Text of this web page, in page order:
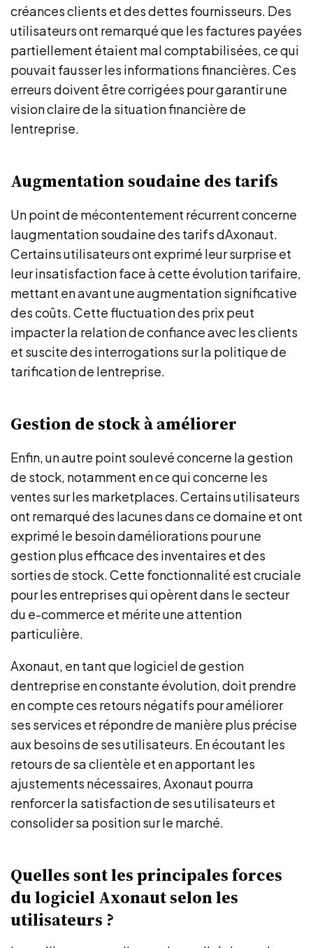
créances clients et des dettes fournisseurs. Des
utilisateurs ont remarqué que les factures payées
partiellement étaient mal comptabilisées, ce qui
pouvait fausser les informations financières. Ces
erreurs doivent être corrigées pour garantir une
vision claire de la situation financière de
lentreprise.
Augmentation soudaine des tarifs
Un point de mécontentement récurrent concerne
laugmentation soudaine des tarifs dAxonaut.
Certains utilisateurs ont exprimé leur surprise et
leur insatisfaction face à cette évolution tarifaire,
mettant en avant une augmentation significative
des coûts. Cette fluctuation des prix peut
impacter la relation de confiance avec les clients
et suscite des interrogations sur la politique de
tarification de lentreprise.
Gestion de stock à améliorer
Enfin, un autre point soulevé concerne la gestion
de stock, notamment en ce qui concerne les
ventes sur les marketplaces. Certains utilisateurs
ont remarqué des lacunes dans ce domaine et ont
exprimé le besoin daméliorations pour une
gestion plus efficace des inventaires et des
sorties de stock. Cette fonctionnalité est cruciale
pour les entreprises qui opèrent dans le secteur
du e-commerce et mérite une attention
particulière.
Axonaut, en tant que logiciel de gestion
dentreprise en constante évolution, doit prendre
en compte ces retours négatifs pour améliorer
ses services et répondre de manière plus précise
aux besoins de ses utilisateurs. En écoutant les
retours de sa clientèle et en apportant les
ajustements nécessaires, Axonaut pourra
renforcer la satisfaction de ses utilisateurs et
consolider sa position sur le marché.
Quelles sont les principales forces
du logiciel Axonaut selon les
utilisateurs ?